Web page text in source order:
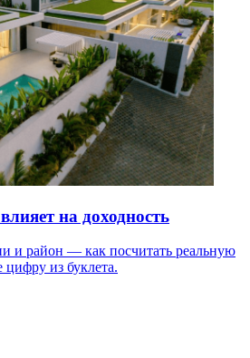
на доходность
и район — как посчитать реальную
цифру из буклета.